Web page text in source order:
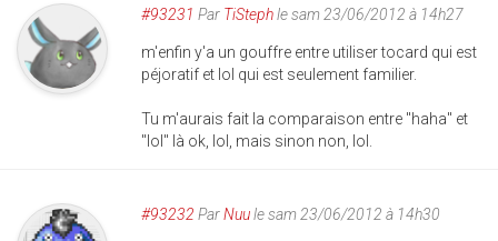
#93231 Par TiStephle sam 23/06/2012 à 14h27
m'enfin y'a un gouffre entre utiliser tocard qui est
péjoratif et lol qui est seulement familier.
Tu m'aurais fait la comparaison entre "haha" et
"lol" là ok, lol, mais sinon non, lol.
#93232 ParNuule sam 23/06/2012 à 14h30